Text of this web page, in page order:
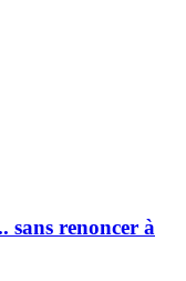
sans renoncer à